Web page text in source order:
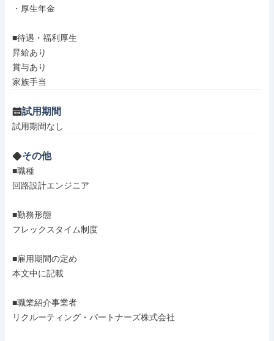
・厚生年金
■待遇・福利厚生
昇給あり
賞与あり
家族手当
試用期間
試用期間なし
その他
■職種
回路設計エンジニア
■勤務形態
フレックスタイム制度
■雇用期間の定め
本文中に記載
■職業紹介事業者
リクルーティング・パートナーズ株式会社